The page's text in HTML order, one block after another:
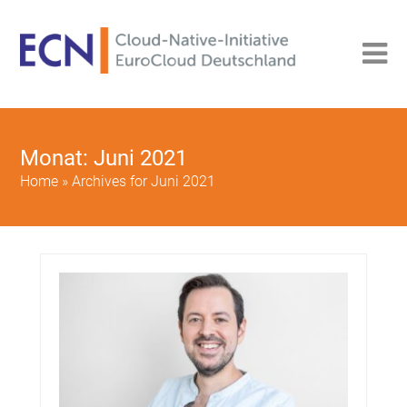
Monat:Juni 2021
Home »Archives for Juni 2021